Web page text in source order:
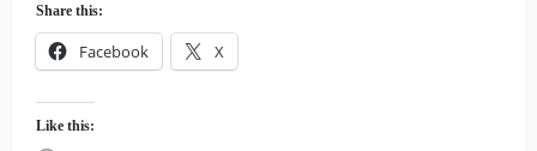
Share this:
Facebook X
Like this: